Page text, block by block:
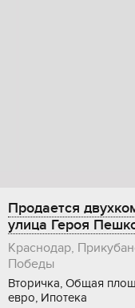
Продается
улица Героя
Краснодар,
Победы
Вторичка, Общая
евро, Ипотека